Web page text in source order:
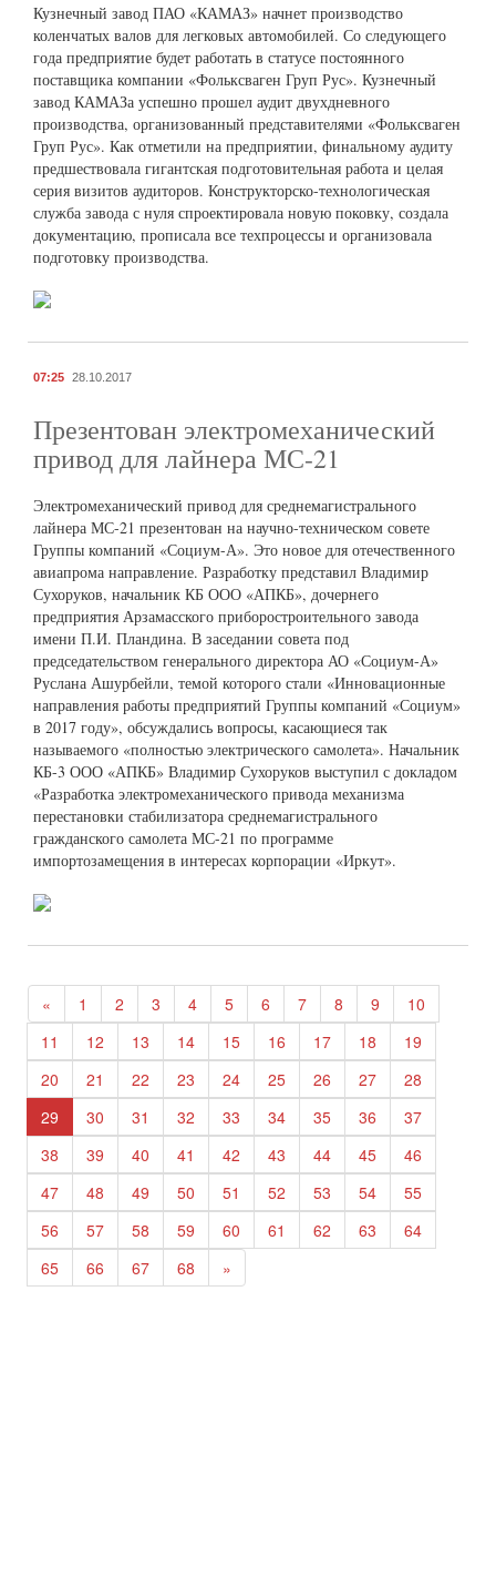
Кузнечный завод ПАО «КАМАЗ» начнет производство
коленчатых валов для легковых автомобилей. Со следующего
года предприятие будет работать в статусе постоянного
поставщика компании «Фольксваген Груп Рус». Кузнечный
завод КАМАЗа успешно прошел аудит двухдневного
производства, организованный представителями «Фольксваген
Груп Рус». Как отметили на предприятии, финальному аудиту
предшествовала гигантская подготовительная работа и целая
серия визитов аудиторов. Конструкторско-технологическая
служба завода с нуля спроектировала новую поковку, создала
документацию, прописала все техпроцессы и организовала
подготовку производства.
07:25 28.10.2017
Презентован электромеханический
привод для лайнера МС-21
Электромеханический привод для среднемагистрального
лайнера МС-21 презентован на научно-техническом совете
Группы компаний «Социум-А». Это новое для отечественного
авиапрома направление. Разработку представил Владимир
Сухоруков, начальник КБ ООО «АПКБ», дочернего
предприятия Арзамасского приборостроительного завода
имени П.И. Пландина. В заседании совета под
председательством генерального директора АО «Социум-А»
Руслана Ашурбейли, темой которого стали «Инновационные
направления работы предприятий Группы компаний «Социум»
в 2017 году», обсуждались вопросы, касающиеся так
называемого «полностью электрического самолета». Начальник
КБ-3 ООО «АПКБ» Владимир Сухоруков выступил с докладом
«Разработка электромеханического привода механизма
перестановки стабилизатора среднемагистрального
гражданского самолета МС-21 по программе
импортозамещения в интересах корпорации «Иркут».
« 1 2 3 4 5 6 7 8 9
10
11
12 13 14 15 16 17 18
19
20
21 22 23 24 25 26 27
28
29
30 31 32 33 34 35 36
37
38
39 40 41 42 43 44 45
46
47
48 49 50 51 52 53 54
55
56
57 58 59 60 61 62 63
64
65
66 67 68 »